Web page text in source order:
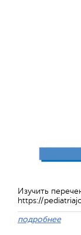
Изучить
https://
подробнее